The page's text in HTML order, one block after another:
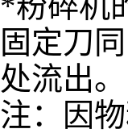
固定刀
处流出。
注：因